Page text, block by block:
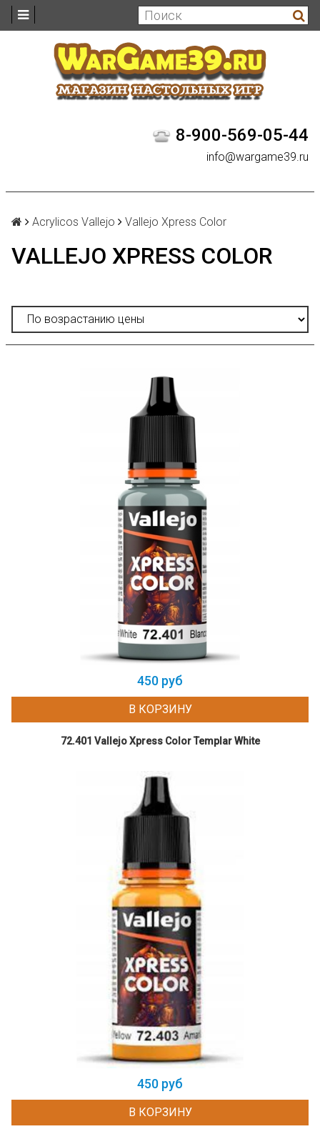
8-900-569-05-44
info@wargame39.ru
Acrylicos Vallejo Vallejo Xpress Color
VALLEJO XPRESS COLOR
450 руб
В КОРЗИНУ
72.401 Vallejo Xpress Color Templar White
450 руб
В КОРЗИНУ